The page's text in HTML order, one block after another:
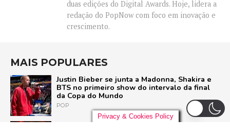
duas edições do Digital Awards. Hoje, lidera a
redação do PopNow com foco em inovação e
crescimento.
MAIS POPULARES
Justin Bieber se junta a Madonna, Shakira e
BTS no primeiro show do intervalo da final
da Copa do Mundo
POP
Liniker arrasta multidão em São Paulo e inicia
Privacy & Cookies Policy